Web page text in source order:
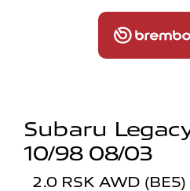
Subaru
10/98 08/03
2.0 RSK AWD